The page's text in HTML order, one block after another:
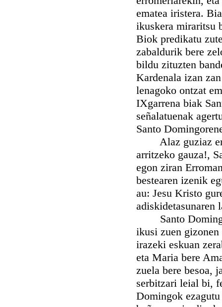
ematea iristera.
ikuskera miraritsu
Biok predikatu
zabaldurik bere
bildu zituzten
Kardenala izan
lenagoko ontzat
IXgarrena biak
señalatuenak
Santo
Alaz guziaz ere,
arritzeko gauza!,
egon ziran
bestearen izenik
au: Jesu Kristo
adiskidetasunaren
Santo
ikusi zuen gizonen
irazeki eskuan
eta Maria bere
zuela bere besoa,
serbitzari leial bi,
Domingok ezagutu